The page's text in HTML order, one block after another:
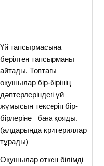
Үй тапсырмасына
берілген тапсырманы
айтады. Топтағы
оқушылар бір-бірінің
дәптерлеріндегі үй
жұмысын тексеріп бір-
бірлеріне баға қояды.
(алдарында критериялар
тұрады)
Оқушылар өткен білімді